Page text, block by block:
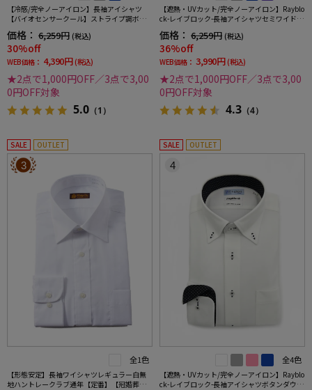
【冷感/完全ノーアイロン】長袖アイシャツ
【バイオセンサークール】ストライプ調ボタ
効果吸汗速乾ワイシャツ春夏
価格： 6,259円 (税込)
30%off
WEB価格： 4,390円 (税込)
★2点で1,000円OFF／3点で3,00
0円OFF対象
5.0 （1）
【遮熱・UVカット/完全ノーアイロン】Rayblo
ck-レイブロック-長袖アイシャツセミワイドス
価格： 6,259円 (税込)
36%off
WEB価格： 3,990円 (税込)
★2点で1,000円OFF／3点で3,00
0円OFF対象
4.3 （4）
SALE OUTLET
3
全1色
【形態安定】長袖ワイシャツレギュラー白無
地ハントレークラブ通年【定番】【冠婚葬祭/
SALE OUTLET
4
全4色
【遮熱・UVカット/完全ノーアイロン】Rayblo
ck-レイブロック-長袖アイシャツボタンダウン